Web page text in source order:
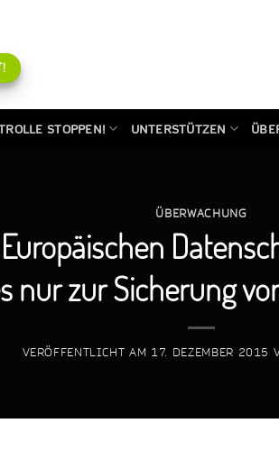
STOPPEN! UNTERSTÜTZEN
ÜBERWACHUNG
nur zur Sicherung
VERÖFFENTLICHT AM 17. DEZEMBER 2015